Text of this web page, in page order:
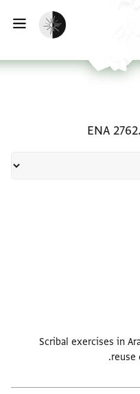
הפעלת מצב כהה
ENA
Scribal exercises in